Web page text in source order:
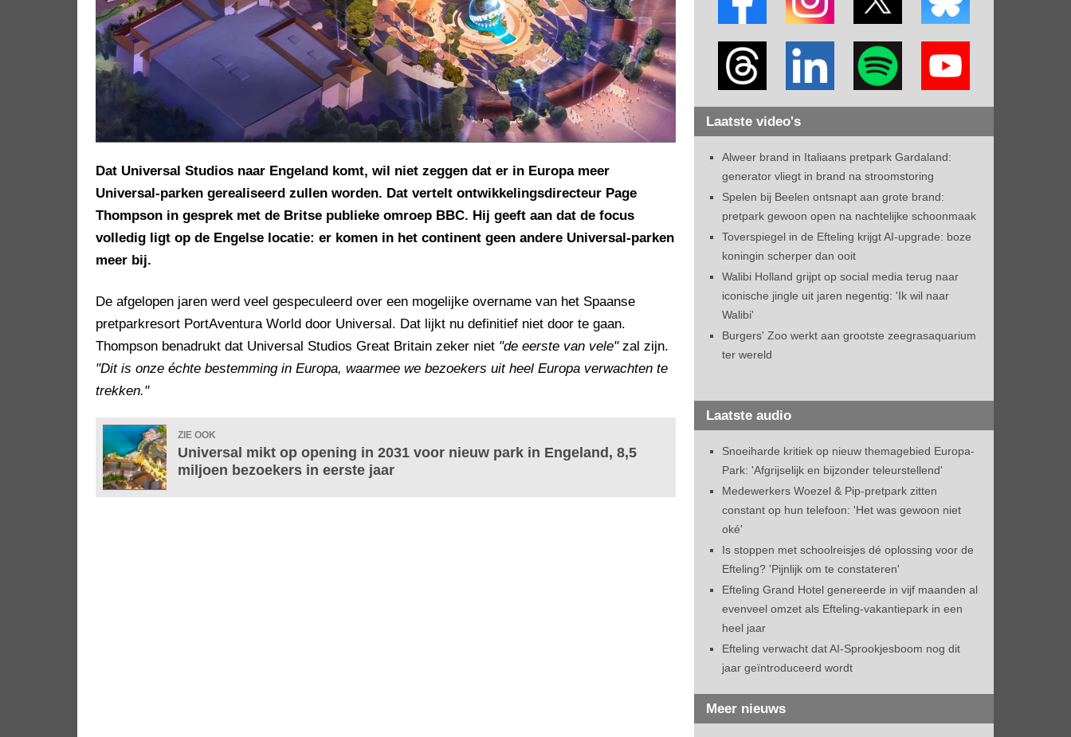
Dat Universal Studios naar Engeland komt, wil niet zeggen dat er in Europa meer
Universal-parken gerealiseerd zullen worden. Dat vertelt ontwikkelingsdirecteur Page
Thompson in gesprek met de Britse publieke omroep BBC. Hij geeft aan dat de focus
volledig ligt op de Engelse locatie: er komen in het continent geen andere Universal-parken
meer bij.
De afgelopen jaren werd veel gespeculeerd over een mogelijke overname van het Spaanse
pretparkresort PortAventura World door Universal. Dat lijkt nu definitief niet door te gaan.
Thompson benadrukt dat Universal Studios Great Britain zeker niet "de eerste van vele"zal zijn.
"Dit is onze échte bestemming in Europa, waarmee we bezoekers uit heel Europa verwachten te
trekken."
ZIE OOK
Universal mikt op opening in 2031 voor nieuw park in Engeland, 8,5
miljoen bezoekers in eerste jaar
Laatste video's
Alweer brand in Italiaans pretpark Gardaland:
generator vliegt in brand na stroomstoring
Spelen bij Beelen ontsnapt aan grote brand:
pretpark gewoon open na nachtelijke schoonmaak
Toverspiegel in de Efteling krijgt AI-upgrade: boze
koningin scherper dan ooit
Walibi Holland grijpt op social media terug naar
iconische jingle uit jaren negentig: 'Ik wil naar
Walibi'
Burgers' Zoo werkt aan grootste zeegrasaquarium
ter wereld
Laatste audio
Snoeiharde kritiek op nieuw themagebied Europa-
Park: 'Afgrijselijk en bijzonder teleurstellend'
Medewerkers Woezel & Pip-pretpark zitten
constant op hun telefoon: 'Het was gewoon niet
oké'
Is stoppen met schoolreisjes dé oplossing voor de
Efteling? 'Pijnlijk om te constateren'
Efteling Grand Hotel genereerde in vijf maanden al
evenveel omzet als Efteling-vakantiepark in een
heel jaar
Efteling verwacht dat AI-Sprookjesboom nog dit
jaar geïntroduceerd wordt
Meer nieuws